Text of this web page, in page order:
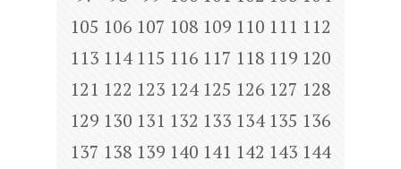
105 106 107 108 109 110 111 112
113 114 115 116 117 118 119 120
121 122 123 124 125 126 127 128
129 130 131 132 133 134 135 136
137 138 139 140 141 142 143 144